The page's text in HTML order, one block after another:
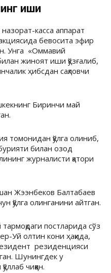
иши
касса аппарат
бевосита эфир
Унга «Оммавий
жиноят иши қўзғалиб,
ҳибсдан сақловчи
Биринчи май
томонидан қўлга олиниб,
билан озод
журналисти қатори
Жээнбеков Балтабаев
қўлга олинганини айтган.
постларида сўз
Уй олтин кони ҳақида,
резиденцияси
Шунингдек у
чиққан.